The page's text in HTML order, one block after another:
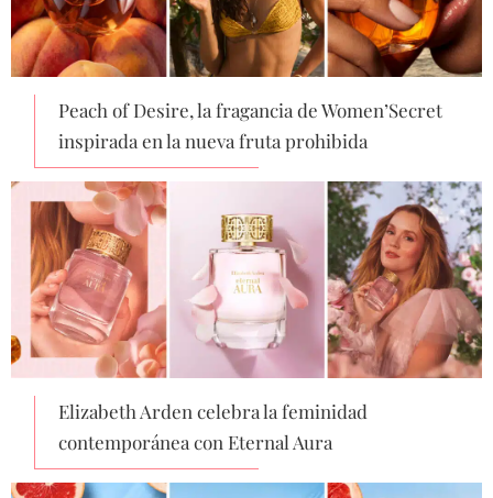
Peach of Desire, la fragancia de Women’Secret
inspirada en la nueva fruta prohibida
Elizabeth Arden celebra la feminidad
contemporánea con Eternal Aura